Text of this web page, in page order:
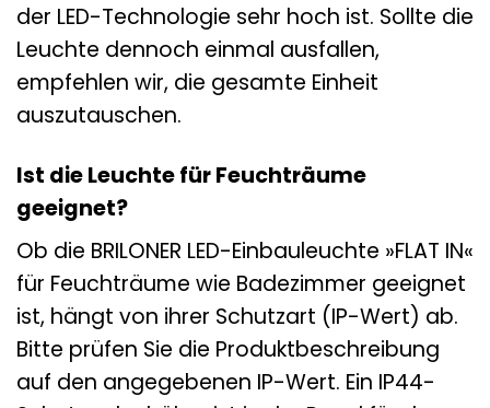
der LED-Technologie sehr hoch ist. Sollte die
Leuchte dennoch einmal ausfallen,
empfehlen wir, die gesamte Einheit
auszutauschen.
Ist die Leuchte für Feuchträume
geeignet?
Ob die BRILONER LED-Einbauleuchte »FLAT IN«
für Feuchträume wie Badezimmer geeignet
ist, hängt von ihrer Schutzart (IP-Wert) ab.
Bitte prüfen Sie die Produktbeschreibung
auf den angegebenen IP-Wert. Ein IP44-